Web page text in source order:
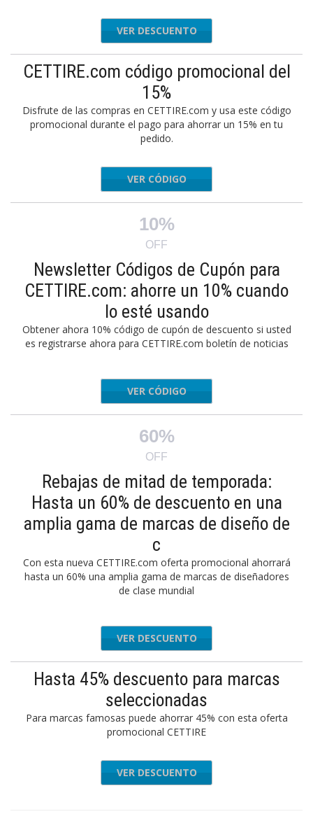
VER DESCUENTO
CETTIRE.com código promocional del
15%
Disfrute de las compras en CETTIRE.com y usa este código
promocional durante el pago para ahorrar un 15% en tu
pedido.
JAN15
VER CÓDIGO
10%
OFF
Newsletter Códigos de Cupón para
CETTIRE.com: ahorre un 10% cuando
lo esté usando
Obtener ahora 10% código de cupón de descuento si usted
es registrarse ahora para CETTIRE.com boletín de noticias
KIDS10
VER CÓDIGO
60%
OFF
Rebajas de mitad de temporada:
Hasta un 60% de descuento en una
amplia gama de marcas de diseño de
c
Con esta nueva CETTIRE.com oferta promocional ahorrará
hasta un 60% una amplia gama de marcas de diseñadores
de clase mundial
VER DESCUENTO
Hasta 45% descuento para marcas
seleccionadas
Para marcas famosas puede ahorrar 45% con esta oferta
promocional CETTIRE
VER DESCUENTO